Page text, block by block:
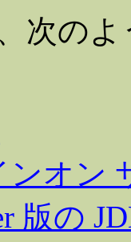
次の
ンオン
版の